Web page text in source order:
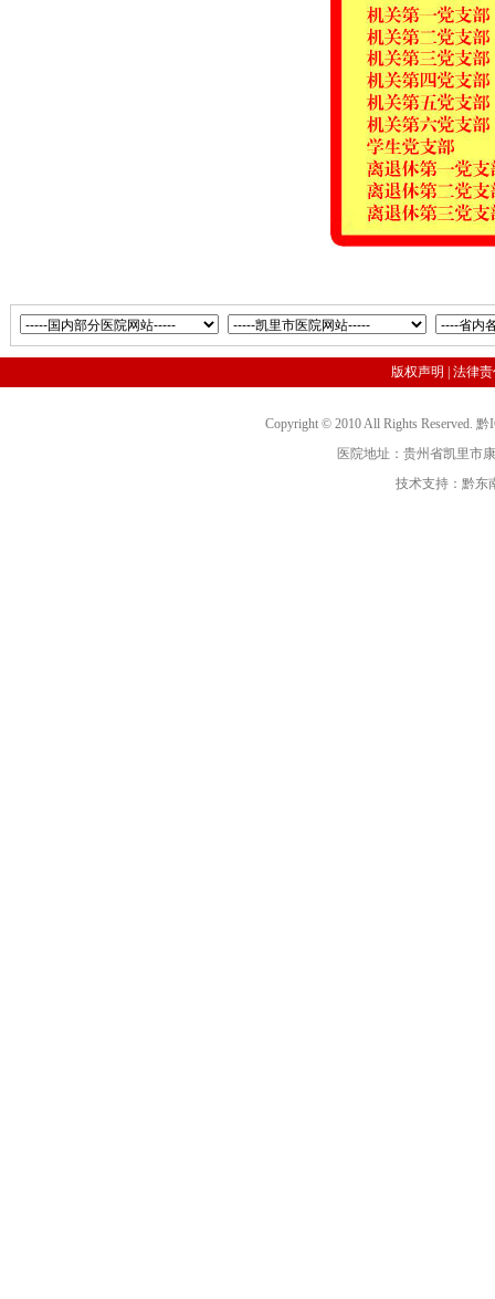
版权声明 法律
Copyright © 2010 All Rights Reserved.
医院地址：贵州省凯里市
技术支持：黔东